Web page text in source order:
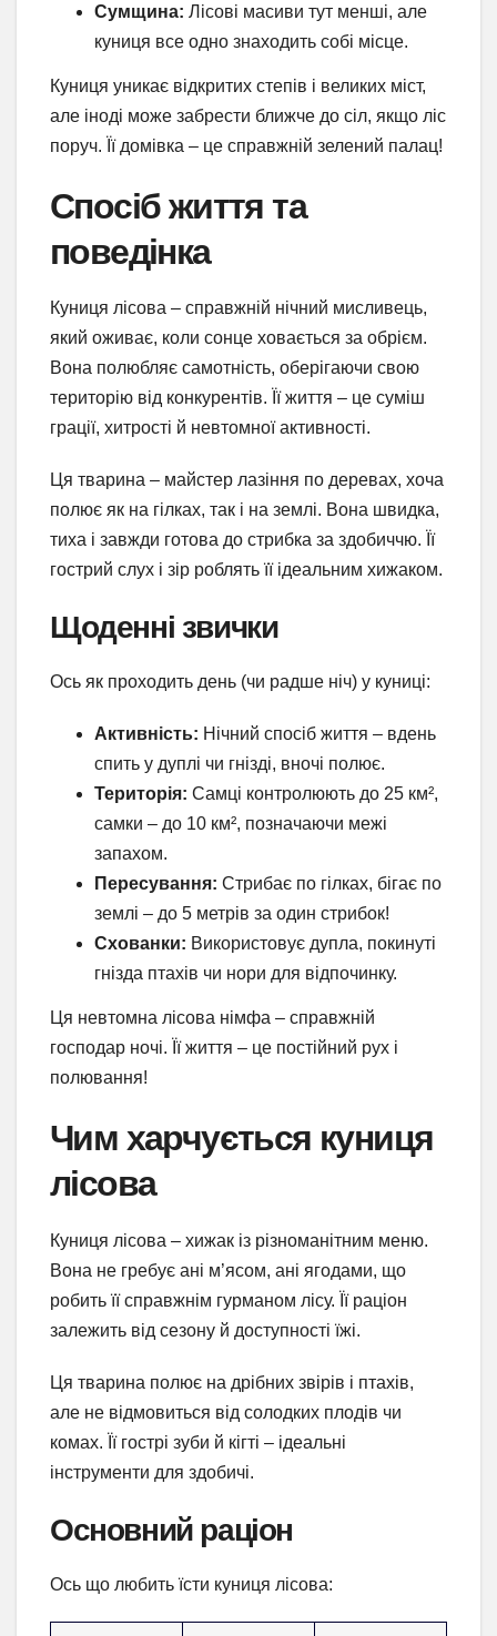
Сумщина: Лісові масиви тут менші, але
куниця все одно знаходить собі місце.
Куниця уникає відкритих степів і великих міст,
але іноді може забрести ближче до сіл, якщо ліс
поруч. Її домівка – це справжній зелений палац!
Спосіб життя та
поведінка
Куниця лісова – справжній нічний мисливець,
який оживає, коли сонце ховається за обрієм.
Вона полюбляє самотність, оберігаючи свою
територію від конкурентів. Її життя – це суміш
грації, хитрості й невтомної активності.
Ця тварина – майстер лазіння по деревах, хоча
полює як на гілках, так і на землі. Вона швидка,
тиха і завжди готова до стрибка за здобиччю. Її
гострий слух і зір роблять її ідеальним хижаком.
Щоденні звички
Ось як проходить день (чи радше ніч) у куниці:
Активність: Нічний спосіб життя – вдень
спить у дуплі чи гнізді, вночі полює.
Територія: Самці контролюють до 25 км²,
самки – до 10 км², позначаючи межі
запахом.
Пересування: Стрибає по гілках, бігає по
землі – до 5 метрів за один стрибок!
Схованки: Використовує дупла, покинуті
гнізда птахів чи нори для відпочинку.
Ця невтомна лісова німфа – справжній
господар ночі. Її життя – це постійний рух і
полювання!
Чим харчується куниця
лісова
Куниця лісова – хижак із різноманітним меню.
Вона не гребує ані м’ясом, ані ягодами, що
робить її справжнім гурманом лісу. Її раціон
залежить від сезону й доступності їжі.
Ця тварина полює на дрібних звірів і птахів,
але не відмовиться від солодких плодів чи
комах. Її гострі зуби й кігті – ідеальні
інструменти для здобичі.
Основний раціон
Ось що любить їсти куниця лісова: